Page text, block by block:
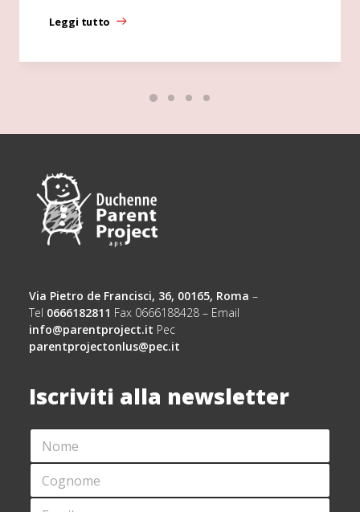
Leggi tutto
Via Pietro de Francisci, 36, 00165, Roma –
Tel 0666182811 Fax 0666188428 – Email
info@parentproject.it Pec
parentprojectonlus@pec.it
Iscriviti alla newsletter
N
M
*
C
G
*E